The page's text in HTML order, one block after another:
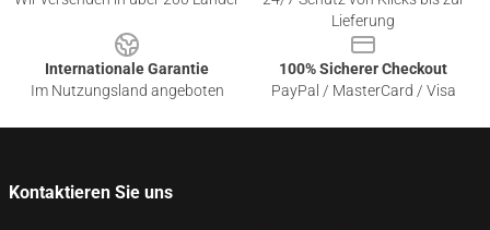
Lieferung
Internationale Garantie
Im Nutzungsland angeboten
100% Sicherer Checkout
PayPal / MasterCard / Visa
Kontaktieren Sie uns